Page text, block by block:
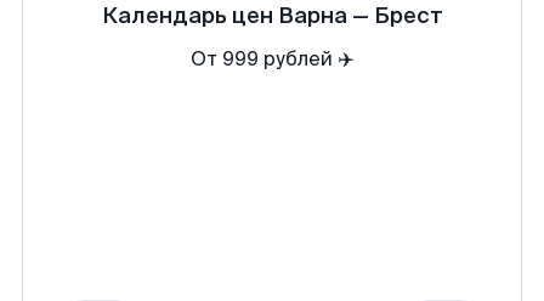
Календарь цен Варна— Брест
От 999 рублей ✈️